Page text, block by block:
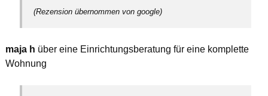
(Rezension übernommen von google)
maja h über eine Einrichtungsberatung für eine komplette
Wohnung